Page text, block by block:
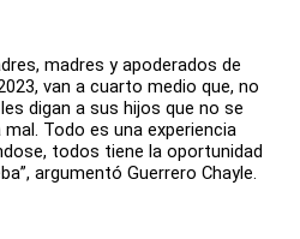
madres y apoderados de
van a cuarto medio que, no
digan a sus hijos que no se
Todo es una experiencia
todos tiene la oportunidad
argumentó Guerrero Chayle.